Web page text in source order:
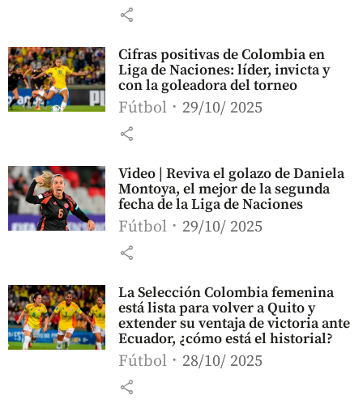
share
Cifras positivas de Colombia en
Liga de Naciones: líder, invicta y
con la goleadora del torneo
Fútbol 29/10/ 2025
share
Video | Reviva el golazo de Daniela
Montoya, el mejor de la segunda
fecha de la Liga de Naciones
Fútbol 29/10/ 2025
share
La Selección Colombia femenina
está lista para volver a Quito y
extender su ventaja de victoria ante
Ecuador, ¿cómo está el historial?
Fútbol 28/10/ 2025
share